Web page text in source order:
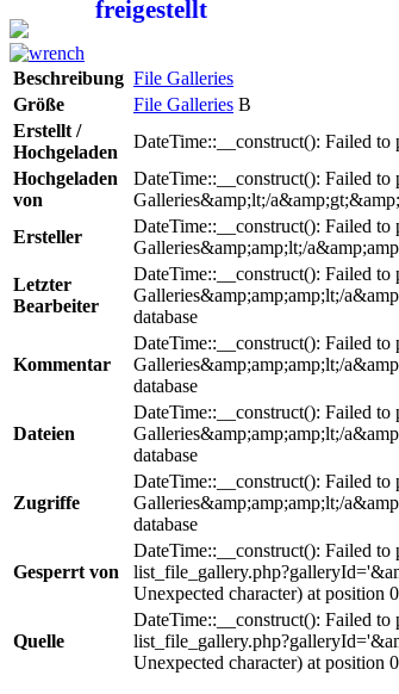
Beschreibung File Galleries
Größe
File Galleries B
Erstellt /
Hochgeladen
DateTime::__construct(): Failed
Hochgeladen
von
DateTime::__construct(): Failed
Galleries&amp;lt;/
Ersteller
DateTime::__construct(): Failed
Galleries&amp;amp;lt;/
Letzter
Bearbeiter
DateTime::__construct(): Failed
Galleries&amp;amp;amp;lt;/
database
Kommentar
DateTime::__construct(): Failed
Galleries&amp;amp;amp;lt;/
database
Dateien
DateTime::__construct(): Failed
Galleries&amp;amp;amp;lt;/
database
Zugriffe
DateTime::__construct(): Failed
Galleries&amp;amp;amp;lt;/
database
Gesperrt von
DateTime::__construct(): Failed
Unexpected character) at position
Quelle
DateTime::__construct(): Failed
Unexpected character) at position